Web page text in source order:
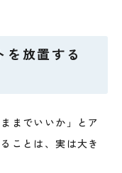
を放置する
までいいか」とア
ことは、実は大き